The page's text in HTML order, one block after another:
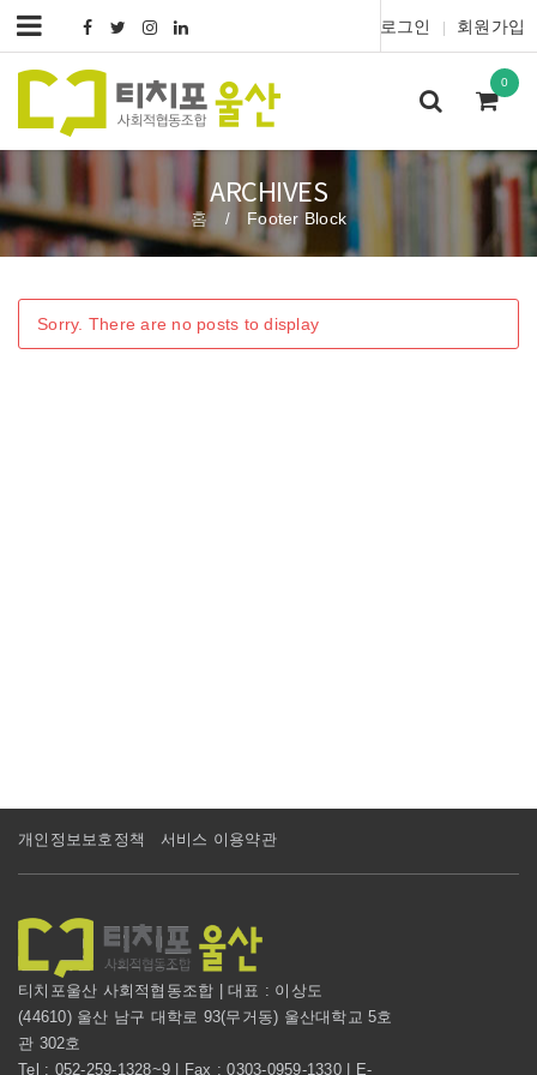
로그인 회원가입
0
ARCHIVES
홈 / Footer Block
Sorry. There are no posts to display
개인정보보호정책 서비스 이용약관
티치포울산 사회적협동조합 | 대표 : 이상도
(44610) 울산 남구 대학로 93(무거동) 울산대학교 5호
관 302호
Tel : 052-259-1328~9 | Fax : 0303-0959-1330 | E-